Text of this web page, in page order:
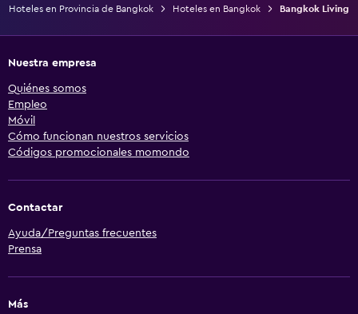
Hoteles en Provincia de Bangkok
Hoteles en Bangkok Bangkok Living
Nuestra empresa
Quiénes somos
Empleo
Móvil
Cómo funcionan nuestros servicios
Códigos promocionales momondo
Contactar
Ayuda/Preguntas frecuentes
Prensa
Más